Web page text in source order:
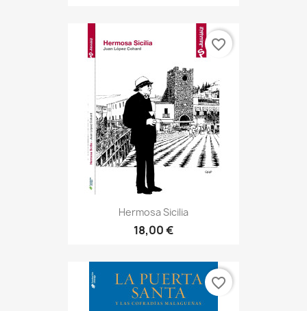
Hermosa Sicilia
18,00 €
favorite_border
favorite_border